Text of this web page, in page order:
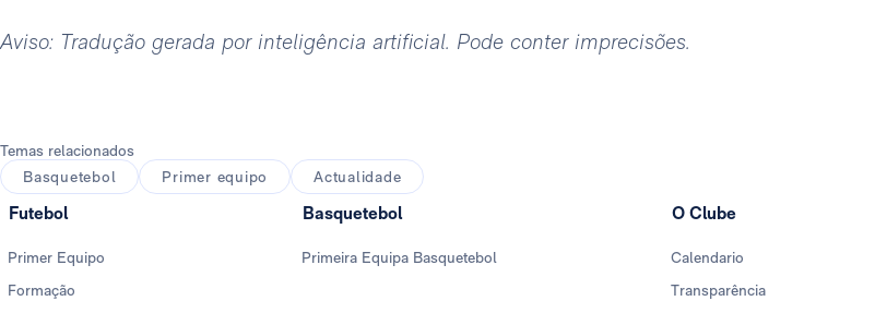
Aviso: Tradução gerada por inteligência artificial. Pode conter imprecisões.
Temas relacionados
Basquetebol
Primer equipo Actualidade
Futebol
Primer Equipo
Formação
Basquetebol
Primeira Equipa Basquetebol
O Clube
Calendario
Transparência